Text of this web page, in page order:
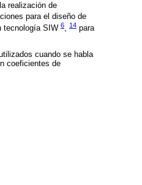
realización de
para el diseño de
tecnología SIW 6, 14 para
cuando se habla
coeficientes de